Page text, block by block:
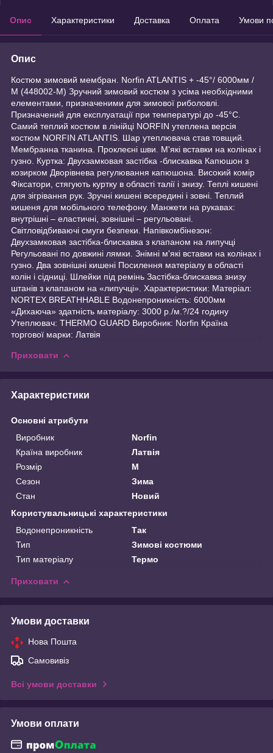
Опис Характеристики Доставка Оплата Умови
Опис
Костюм зимовий мембран. Norfin ATLANTIS + -45°/ 6000мм /
M (448002-M) Зручний зимовий костюм з усіма необхідними
елементами, призначеними для зимової риболовлі.
Призначений для експлуатації при температурі до -45°С.
Самий теплий костюм в лінійці NORFIN утеплена версія
костюм NORFIN ATLANTIS. Шар утеплювача став товщий.
Мембранна тканина. Проклеєні шви. М'які вставки на колінах і
гузно. Куртка: Двухзамковая застібка -блискавка Капюшон з
козирком Дворівнева регулювання капюшона. Високий комір
Фіксатори, стягують куртку в області талії і знизу. Теплі кишені
для зігрівання рук. Зручні кишені всередині і зовні. Теплий
кишеня для мобільного телефону. Манжети на рукавах:
внутрішні – еластичні, зовнішні – регульовані.
Світловідбиваючі смуги безпеки. Напівкомбінезон:
Двухзамковая застібка-блискавка з клапаном на липучці
Регульовані по довжині лямки. Знімні м'які вставки на колінах і
гузно. Два зовнішні кишені Посилення матеріалу в області
колін і сідниці. Шлейки під ремінь Застібка-блискавка знизу
штанів з клапаном на «липучці». Характеристики: Матеріал:
NORTEX BREATHHABLE Водонепроникність: 6000мм
«Дихаюча» здатність матеріалу: 3000 р./м.?/24 годину
Утеплювач: THERMO GUARD Виробник: Norfin Країна
торгової марки: Латвія
Приховати
Характеристики
Основні атрибути
Виробник
Norfin
Країна виробник
Латвія
Розмір
M
Сезон
Зима
Стан
Новий
Користувальницькі характеристики
Водонепроникність
Так
Тип
Зимові костюми
Тип матеріалу
Термо
Приховати
Умови доставки
Нова Пошта
Самовивіз
Всі умови доставки
Умови оплати